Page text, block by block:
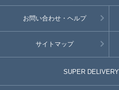
お問い合わせ・ヘルプ
サイトマップ
SUPER DELIVERY